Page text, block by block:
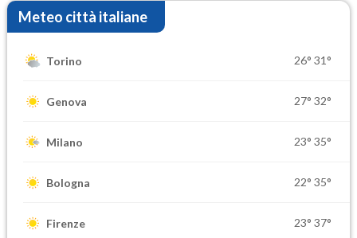
Meteo città italiane
Torino 26° 31°
Genova 27° 32°
Milano 23° 35°
Bologna 22° 35°
Firenze 23° 37°